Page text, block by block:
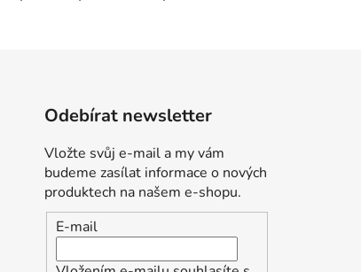
Odebírat newsletter
Vložte svůj e-mail a my vám
budeme zasílat informace o nových
produktech na našem e-shopu.
E-mail